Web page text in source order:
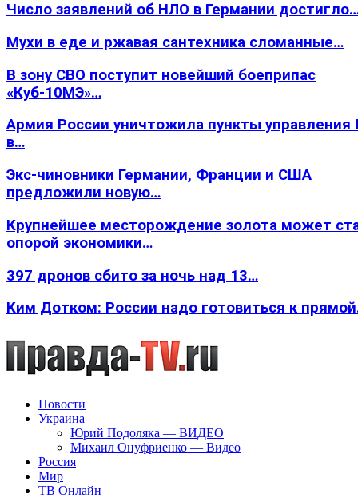
Число заявлений об НЛО в Германии
Мухи в еде и ржавая сантехника сломанные…
В зону СВО поступит новейший боеприпас
«Куб-10МЭ»…
Армия России уничтожила пункты
в…
Экс-чиновники Германии, Франции и США
предложили новую…
Крупнейшее месторождение золота может
опорой экономики…
397 дронов сбито за ночь над 13…
Ким Дотком: России надо готовиться к
Новости
Украина
Юрий Подоляка — ВИДЕО
Михаил Онуфриенко — Видео
Россия
Мир
ТВ Онлайн